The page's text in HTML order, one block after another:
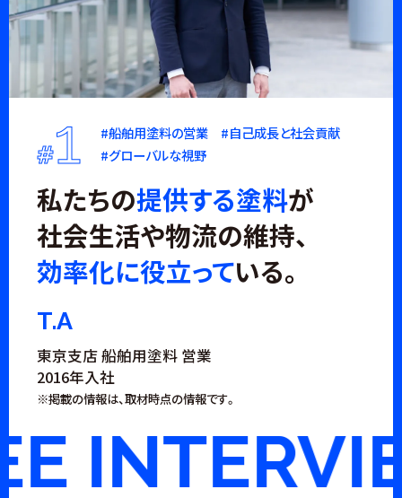
#1
#船舶用塗料の営業 #自己成長と社会貢献
#グローバルな視野
私たちの提供する塗料が
社会生活や物流の維持、
効率化に役立っている。
T.A
東京支店 船舶用塗料 営業
2016年入社
※掲載の情報は、取材時点の情報です。